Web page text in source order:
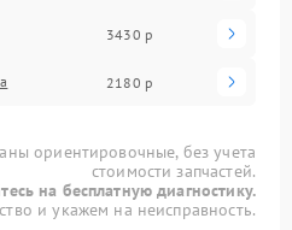
3430 р
2180 р
ориентировочные, без учета
стоимости запчастей.
на бесплатную диагностику.
и укажем на неисправность.